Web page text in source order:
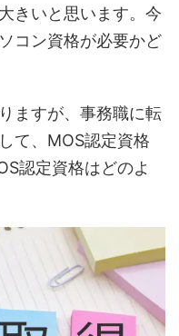
きいと思います。今
コン資格が必要かど
ますが、事務職に転
て、MOS認定資格
認定資格はどのよ